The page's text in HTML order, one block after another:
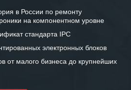
партнерские
и искренне желаем
компании «555» долгих
успеха и процветания.
в России по ремонту
на компонентном уровне
стандарта IPC
электронных блоков
от малого бизнеса до крупнейших